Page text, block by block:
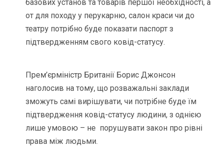
базових установ та товарів першої необхідності, а
от для походу у перукарню, салон краси чи до
театру потрібно буде показати паспорт з
підтвердженням свого ковід-статусу.
Прем’єрміністр Британії Борис Джонсон
наголосив на тому, що розважальні заклади
зможуть самі вирішувати, чи потрібне буде їм
підтвердження ковід-статусу людини, з однією
лише умовою – не порушувати закон про рівні
права між людьми.